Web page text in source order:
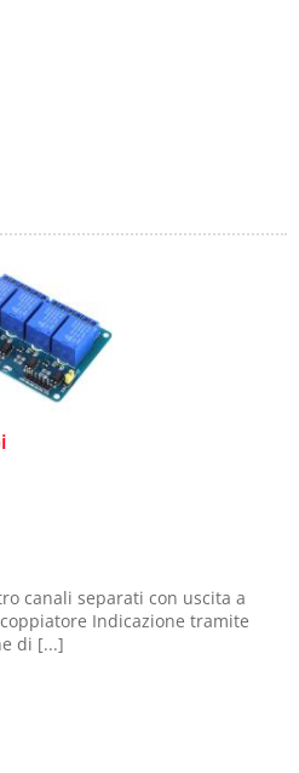
canali separati con uscita a
Indicazione tramite
di [...]